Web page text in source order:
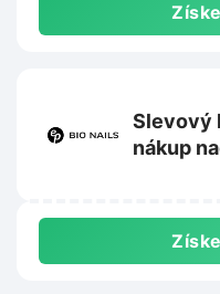
Slevový
nákup